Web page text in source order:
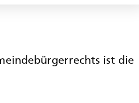
ist die